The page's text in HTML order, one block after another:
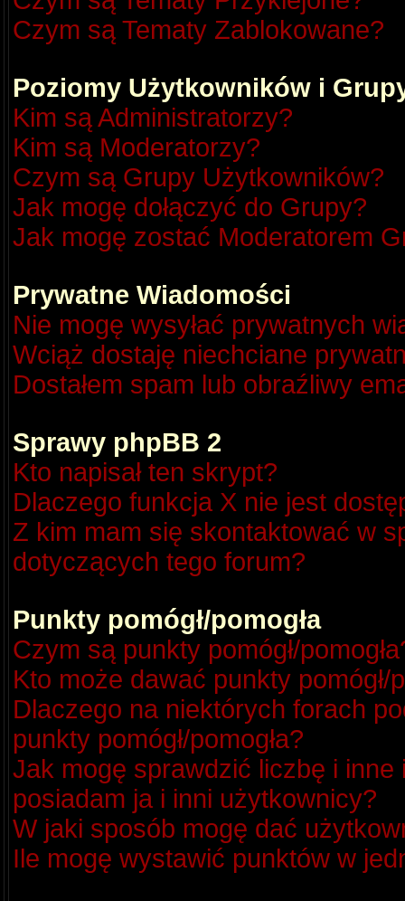
Czym są Tematy Zablokowane?
Poziomy Użytkowników i
Kim są Administratorzy?
Kim są Moderatorzy?
Czym są Grupy Użytkowników?
Jak mogę dołączyć do Grupy?
Jak mogę zostać Moderatorem
Prywatne Wiadomości
Nie mogę wysyłać prywatnych
Wciąż dostaję niechciane
Dostałem spam lub obraźliwy
Sprawy phpBB 2
Kto napisał ten skrypt?
Dlaczego funkcja X nie jest
Z kim mam się skontaktować w
dotyczących tego forum?
Punkty pomógł/pomogła
Czym są punkty pomógł/
Kto może dawać punkty pomógł/
Dlaczego na niektórych forach
punkty pomógł/pomogła?
Jak mogę sprawdzić liczbę i
posiadam ja i inni użytkownicy?
W jaki sposób mogę dać
Ile mogę wystawić punktów w